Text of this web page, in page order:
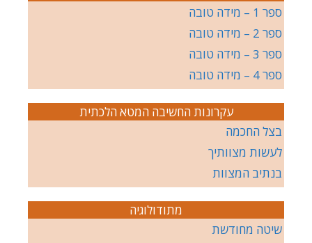
ספר 1 – מידה טובה
ספר 2 – מידה טובה
ספר 3 – מידה טובה
ספר 4 – מידה טובה
עקרונות החשיבה המטא הלכתית
בצל החכמה
לעשות מצוותיך
בנתיב המצוות
מתודולוגיה
שיטה מחודשת